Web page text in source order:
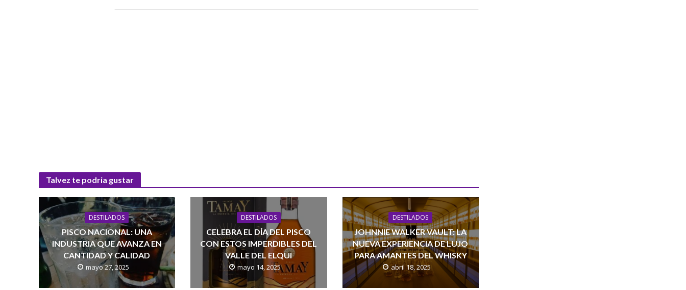
Talvez te podria gustar
DESTILADOS
PISCO NACIONAL: UNA
INDUSTRIA QUE AVANZA EN
CANTIDAD Y CALIDAD
mayo 27, 2025
DESTILADOS
CELEBRA EL DÍA DEL PISCO
CON ESTOS IMPERDIBLES DEL
VALLE DEL ELQUI
mayo 14, 2025
DESTILADOS
JOHNNIE WALKER VAULT: LA
NUEVA EXPERIENCIA DE LUJO
PARA AMANTES DEL WHISKY
abril 18, 2025